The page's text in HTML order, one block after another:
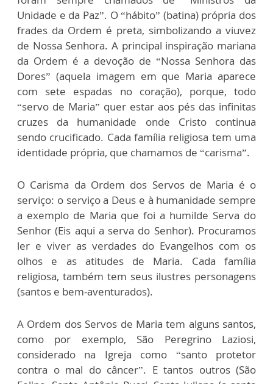
Unidade e da Paz”. O “hábito” (batina) própria dos
frades da Ordem é preta, simbolizando a viuvez
de Nossa Senhora. A principal inspiração mariana
da Ordem é a devoção de “Nossa Senhora das
Dores” (aquela imagem em que Maria aparece
com sete espadas no coração), porque, todo
“servo de Maria” quer estar aos pés das infinitas
cruzes da humanidade onde Cristo continua
sendo crucificado. Cada família religiosa tem uma
identidade própria, que chamamos de “carisma”.
O Carisma da Ordem dos Servos de Maria é o
serviço: o serviço a Deus e à humanidade sempre
a exemplo de Maria que foi a humilde Serva do
Senhor (Eis aqui a serva do Senhor). Procuramos
ler e viver as verdades do Evangelhos com os
olhos e as atitudes de Maria. Cada família
religiosa, também tem seus ilustres personagens
(santos e bem-aventurados).
A Ordem dos Servos de Maria tem alguns santos,
como por exemplo, São Peregrino Laziosi,
considerado na Igreja como “santo protetor
contra o mal do câncer”. E tantos outros (São